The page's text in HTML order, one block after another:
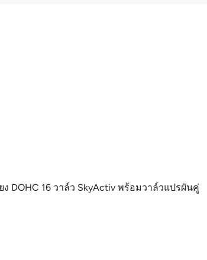
ง DOHC 16 วาล์ว SkyActiv พร้อมวาล์วแปรผันคู่